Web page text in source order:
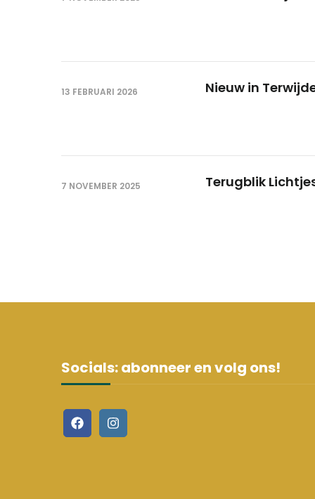
13 FEBRUARI 2026 Nieuw in
7 NOVEMBER 2025 Terugblik
Socials: abonneer en volg ons!